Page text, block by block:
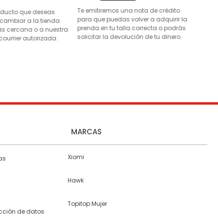
que deseas
a la tienda
cercana o a nuestra
autorizada.
Te emitiremos una nota de crédito
para que puedas volver a adquirir la
prenda en tu talla correcta o podrás
solicitar la devolución de tu dinero.
de datos
MARCAS
Xiomi
Hawk
Topitop Mujer